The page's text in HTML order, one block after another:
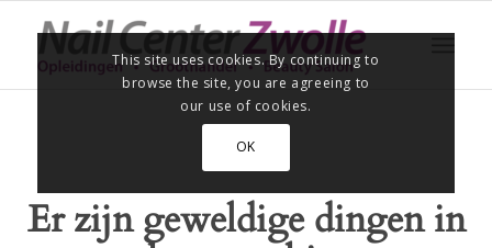
Er zijn geweldige dingen in
This site uses cookies. By continuing to
browse the site, you are agreeing to
our use of cookies.
OK